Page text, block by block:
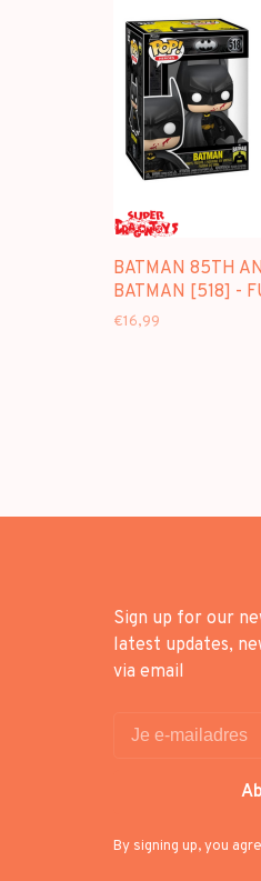
BATMAN 85TH
BATMAN [518] -
€16,99
Sign up for our
latest updates,
via email
By signing up, you